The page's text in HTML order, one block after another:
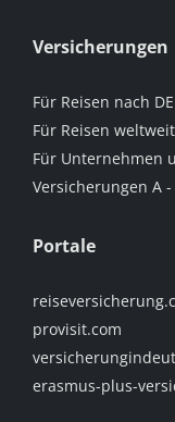
Versicherungen
Für Reisen nach
Für Reisen weltweit
Für Unternehmen
Versicherungen A -
Portale
provisit.com
erasmus-plus-